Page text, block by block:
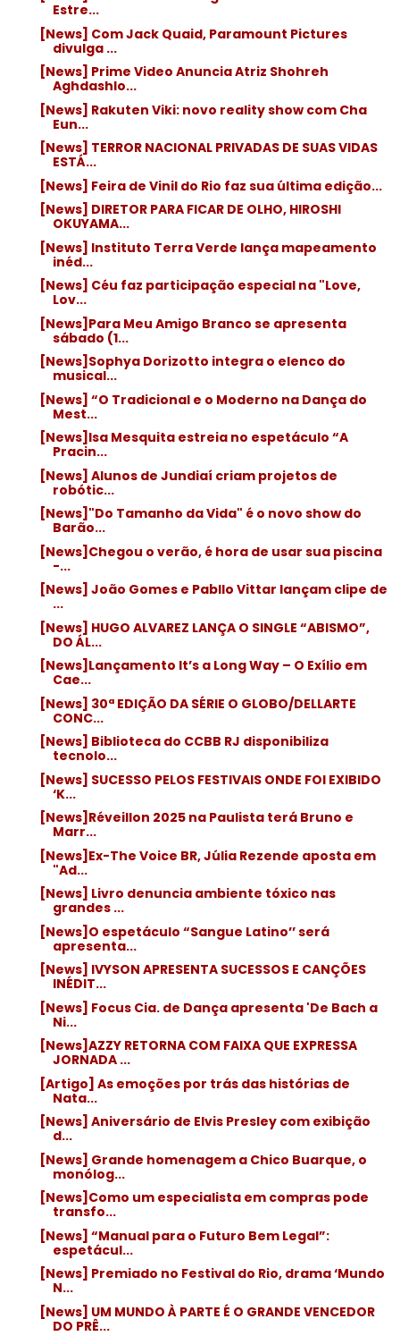
Estre...
[News] Com Jack Quaid, Paramount Pictures
divulga ...
[News] Prime Video Anuncia Atriz Shohreh
Aghdashlo...
[News] Rakuten Viki: novo reality show com Cha
Eun...
[News] TERROR NACIONAL PRIVADAS DE SUAS VIDAS
ESTÁ...
[News] Feira de Vinil do Rio faz sua última edição...
[News] DIRETOR PARA FICAR DE OLHO, HIROSHI
OKUYAMA...
[News] Instituto Terra Verde lança mapeamento
inéd...
[News] Céu faz participação especial na "Love,
Lov...
[News]Para Meu Amigo Branco se apresenta
sábado (1...
[News]Sophya Dorizotto integra o elenco do
musical...
[News] “O Tradicional e o Moderno na Dança do
Mest...
[News]Isa Mesquita estreia no espetáculo “A
Pracin...
[News] Alunos de Jundiaí criam projetos de
robótic...
[News]"Do Tamanho da Vida" é o novo show do
Barão...
[News]Chegou o verão, é hora de usar sua piscina
-...
[News] João Gomes e Pabllo Vittar lançam clipe de
...
[News] HUGO ALVAREZ LANÇA O SINGLE “ABISMO”,
DO ÁL...
[News]Lançamento It’s a Long Way – O Exílio em
Cae...
[News] 30ª EDIÇÃO DA SÉRIE O GLOBO/DELLARTE
CONC...
[News] Biblioteca do CCBB RJ disponibiliza
tecnolo...
[News] SUCESSO PELOS FESTIVAIS ONDE FOI EXIBIDO
‘K...
[News]Réveillon 2025 na Paulista terá Bruno e
Marr...
[News]Ex-The Voice BR, Júlia Rezende aposta em
"Ad...
[News] Livro denuncia ambiente tóxico nas
grandes ...
[News]O espetáculo “Sangue Latino’’ será
apresenta...
[News] IVYSON APRESENTA SUCESSOS E CANÇÕES
INÉDIT...
[News] Focus Cia. de Dança apresenta 'De Bach a
Ni...
[News]AZZY RETORNA COM FAIXA QUE EXPRESSA
JORNADA ...
[Artigo] As emoções por trás das histórias de
Nata...
[News] Aniversário de Elvis Presley com exibição
d...
[News] Grande homenagem a Chico Buarque, o
monólog...
[News]Como um especialista em compras pode
transfo...
[News] “Manual para o Futuro Bem Legal”:
espetácul...
[News] Premiado no Festival do Rio, drama ‘Mundo
N...
[News] UM MUNDO À PARTE É O GRANDE VENCEDOR
DO PRÊ...